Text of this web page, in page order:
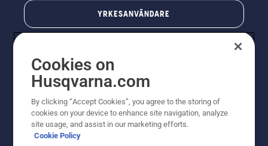
YRKESANVÄNDARE
© Husqvarna AB (publ). All rights reserved. Priserna
Cookies on
Husqvarna.com
By clicking “Accept Cookies”, you agree to the storing of
cookies on your device to enhance site navigation, analyze
site usage, and assist in our marketing efforts.
Cookie Policy